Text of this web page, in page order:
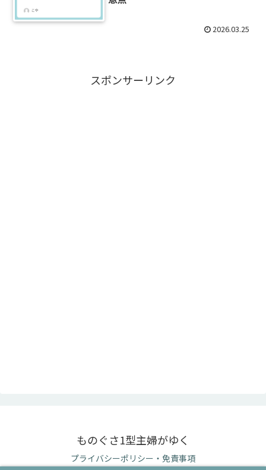
2026.03.25
スポンサーリンク
ものぐさ1型主婦がゆく
プライバシーポリシー・免責事項